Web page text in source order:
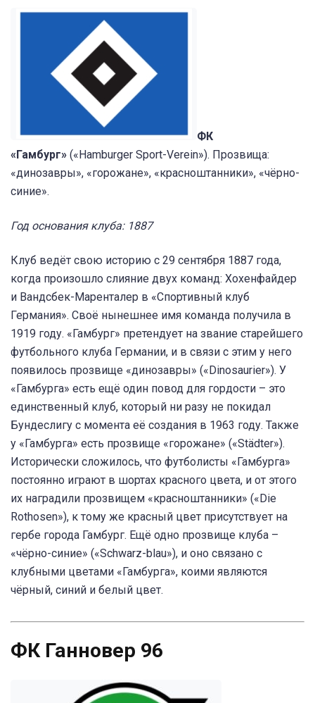
ФК
«Гамбург» («Hamburger Sport-Verein»). Прозвища:
«динозавры», «горожане», «красноштанники», «чёрно-
синие».
Год основания клуба: 1887
Клуб ведёт свою историю с 29 сентября 1887 года,
когда произошло слияние двух команд: Хохенфайдер
и Вандсбек-Маренталер в «Спортивный клуб
Германия». Своё нынешнее имя команда получила в
1919 году. «Гамбург» претендует на звание старейшего
футбольного клуба Германии, и в связи с этим у него
появилось прозвище «динозавры» («Dinosaurier»). У
«Гамбурга» есть ещё один повод для гордости – это
единственный клуб, который ни разу не покидал
Бундеслигу с момента её создания в 1963 году. Также
у «Гамбурга» есть прозвище «горожане» («Städter»).
Исторически сложилось, что футболисты «Гамбурга»
постоянно играют в шортах красного цвета, и от этого
их наградили прозвищем «красноштанники» («Die
Rothosen»), к тому же красный цвет присутствует на
гербе города Гамбург. Ещё одно прозвище клуба –
«чёрно-синие» («Schwarz-blau»), и оно связано с
клубными цветами «Гамбурга», коими являются
чёрный, синий и белый цвет.
ФК Ганновер 96